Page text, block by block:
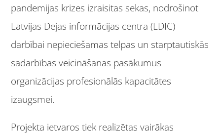
pandemijas krizes izraisitas sekas, nodrošinot
Latvijas Dejas informācijas centra (LDIC)
darbībai nepieciešamas telpas un starptautiskās
sadarbības veicināšanas pasākumus
organizācijas profesionālās kapacitātes
izaugsmei.
Projekta ietvaros tiek realizētas vairākas